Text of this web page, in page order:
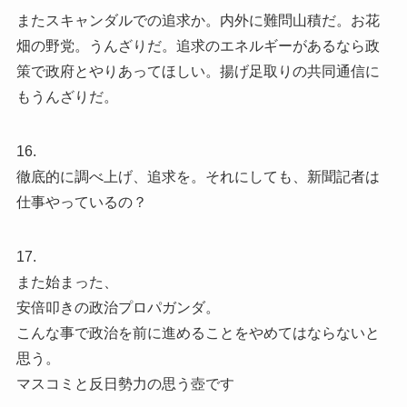
またスキャンダルでの追求か。内外に難問山積だ。お花
畑の野党。うんざりだ。追求のエネルギーがあるなら政
策で政府とやりあってほしい。揚げ足取りの共同通信に
もうんざりだ。
16.
徹底的に調べ上げ、追求を。それにしても、新聞記者は
仕事やっているの？
17.
また始まった、
安倍叩きの政治プロパガンダ。
こんな事で政治を前に進めることをやめてはならないと
思う。
マスコミと反日勢力の思う壺です